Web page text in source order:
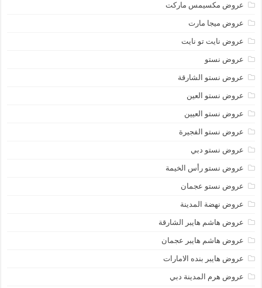
عروض مكسيمس ماركت
عروض ميجا مارت
عروض نايت تو نايت
عروض نستو
عروض نستو الشارقة
عروض نستو العين
عروض نستو العيين
عروض نستو الفجيرة
عروض نستو دبي
عروض نستو رأس الخيمة
عروض نستو عجمان
عروض نهضة المدينة
عروض هاشم هايبر الشارقة
عروض هاشم هايبر عجمان
عروض هايبر بنده الامارات
عروض هرم المدينة دبي